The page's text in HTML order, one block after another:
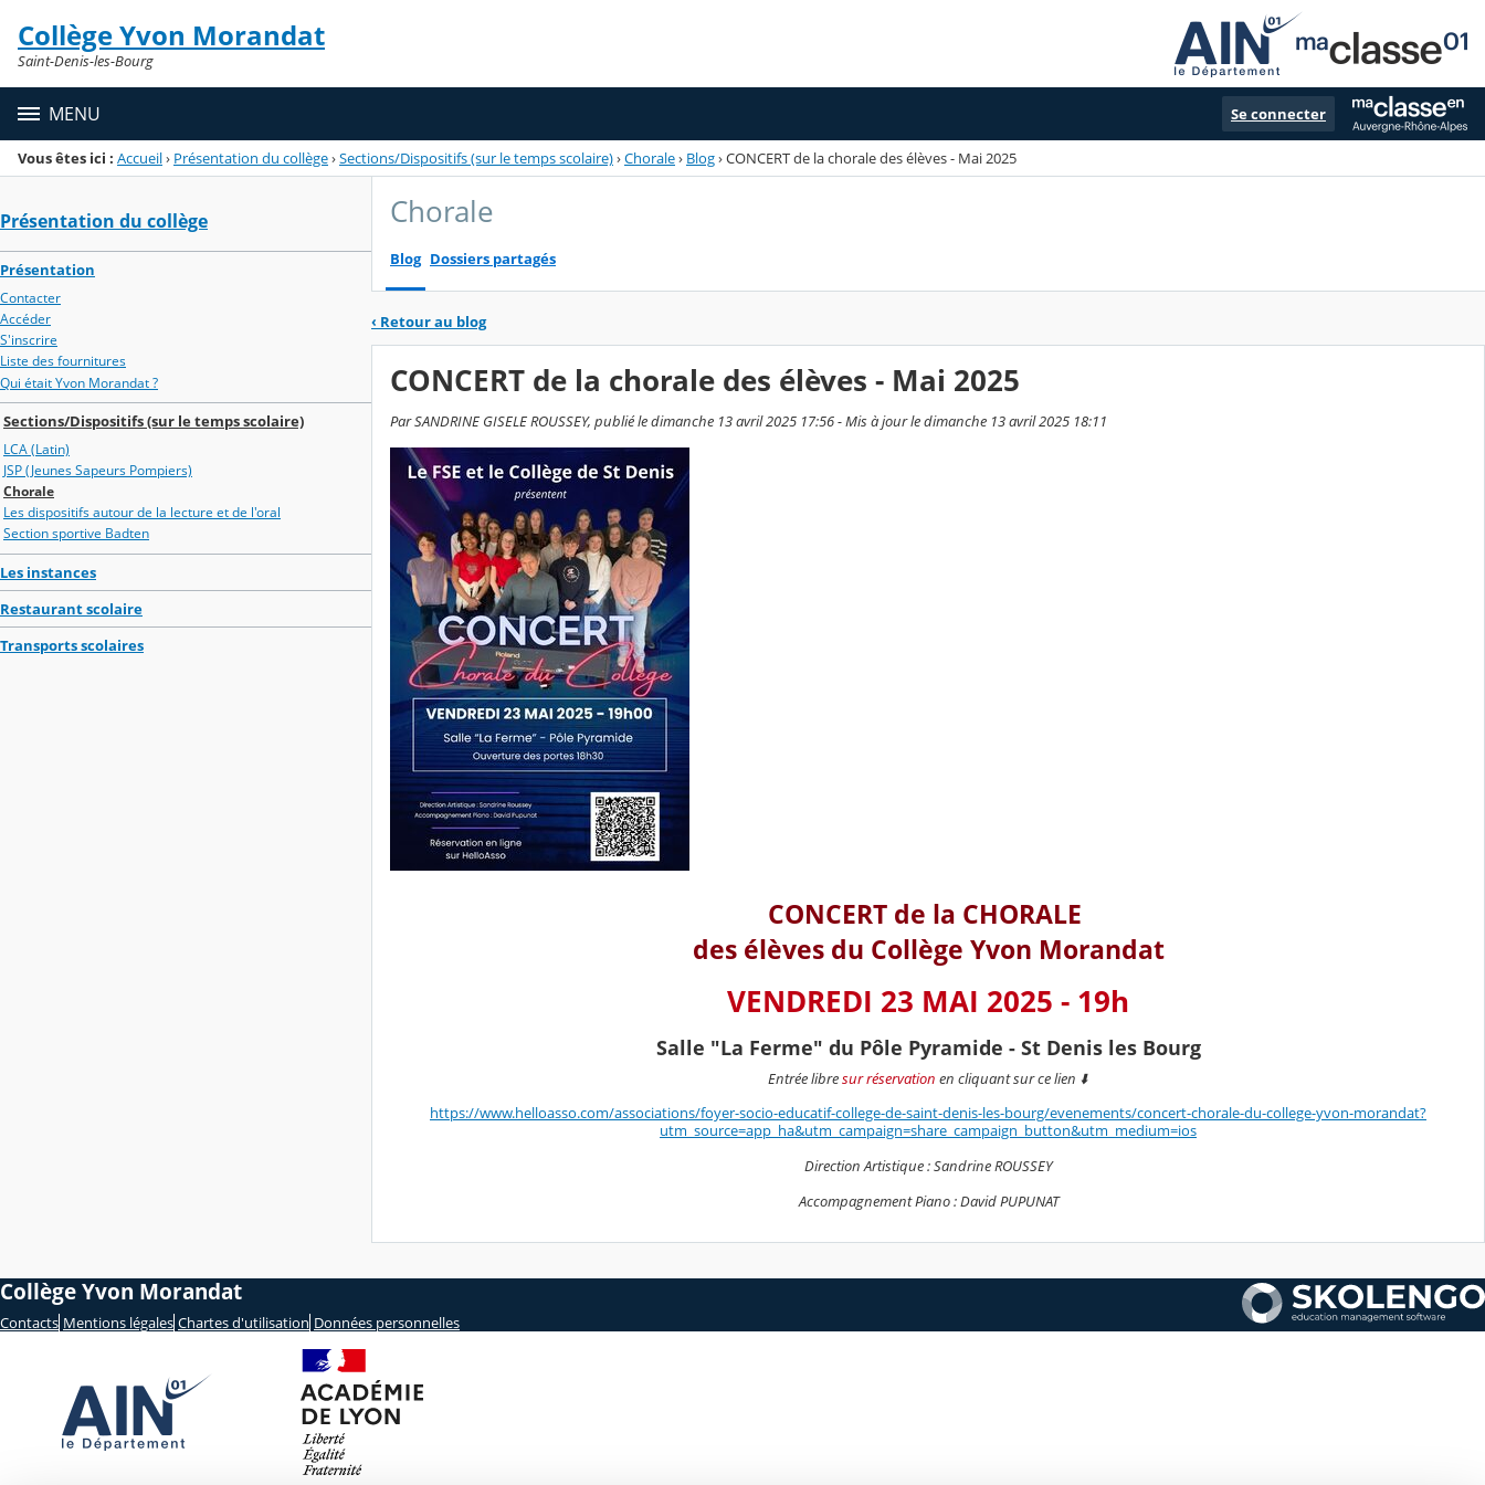
Menu de la rubrique
Contenu
Collège Yvon Morandat
Saint-Denis-les-Bourg
MENU Se connecter
Vous êtes ici : Accueil› Présentation du collège›Sections/Dispositifs (sur le temps scolaire)›Chorale› Blog›CONCERT de la chorale des élèves - Mai 2025
Présentation du collège
Présentation
Contacter
Accéder
S'inscrire
Liste des fournitures
Qui était Yvon Morandat ?
Sections/Dispositifs (sur le temps scolaire)
LCA (Latin)
JSP (Jeunes Sapeurs Pompiers)
Chorale
Les dispositifs autour de la lecture et de l'oral
Section sportive Badten
Les instances
Restaurant scolaire
Transports scolaires
Chorale
Blog Dossiers partagés
‹ Retour au blog
CONCERT de la chorale des élèves - Mai 2025
Par SANDRINE GISELE ROUSSEY, publié le dimanche 13 avril 2025 17:56 - Mis à jour le dimanche 13 avril 2025 18:11
CONCERT de la CHORALE
des élèves du Collège Yvon Morandat
VENDREDI 23 MAI 2025 - 19h
Salle "La Ferme" du Pôle Pyramide - St Denis les Bourg
Entrée libresur réservation en cliquant sur ce lien ⬇️
https://www.helloasso.com/associations/foyer-socio-educatif-college-de-saint-denis-les-bourg/evenements/concert-chorale-du-college-yvon-morandat?
utm_source=app_ha&utm_campaign=share_campaign_button&utm_medium=ios
Direction Artistique : Sandrine ROUSSEY
Accompagnement Piano : David PUPUNAT
Collège Yvon Morandat
Contacts Mentions légales Chartes d'utilisation Données personnelles